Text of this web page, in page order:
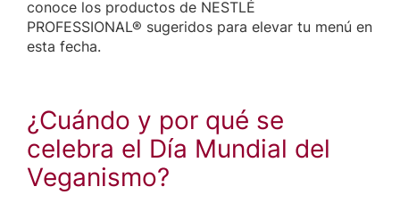
conoce los productos de NESTLÉ
PROFESSIONAL® sugeridos para elevar tu menú en
esta fecha.
¿Cuándo y por qué se
celebra el Día Mundial del
Veganismo?